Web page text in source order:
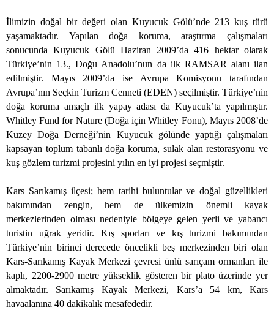
İlimizin doğal bir değeri olan Kuyucuk Gölü’nde 213 kuş türü
yaşamaktadır. Yapılan doğa koruma, araştırma çalışmaları
sonucunda Kuyucuk Gölü Haziran 2009’da 416 hektar olarak
Türkiye’nin 13., Doğu Anadolu’nun da ilk RAMSAR alanı ilan
edilmiştir. Mayıs 2009’da ise Avrupa Komisyonu tarafından
Avrupa’nın Seçkin Turizm Cenneti (EDEN) seçilmiştir. Türkiye’nin
doğa koruma amaçlı ilk yapay adası da Kuyucuk’ta yapılmıştır.
Whitley Fund for Nature (Doğa için Whitley Fonu), Mayıs 2008’de
Kuzey Doğa Derneği’nin Kuyucuk gölünde yaptığı çalışmaları
kapsayan toplum tabanlı doğa koruma, sulak alan restorasyonu ve
kuş gözlem turizmi projesini yılın en iyi projesi seçmiştir.
Kars Sarıkamış ilçesi; hem tarihi buluntular ve doğal güzellikleri
bakımından zengin, hem de ülkemizin önemli kayak
merkezlerinden olması nedeniyle bölgeye gelen yerli ve yabancı
turistin uğrak yeridir. Kış sporları ve kış turizmi bakımından
Türkiye’nin birinci derecede öncelikli beş merkezinden biri olan
Kars-Sarıkamış Kayak Merkezi çevresi ünlü sarıçam ormanları ile
kaplı, 2200-2900 metre yükseklik gösteren bir plato üzerinde yer
almaktadır. Sarıkamış Kayak Merkezi, Kars’a 54 km, Kars
havaalanına 40 dakikalık mesafededir.